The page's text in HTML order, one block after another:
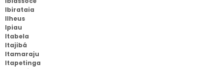
Ibirataia
Ilheus
Ipiau
Itabela
Itajibá
Itamaraju
Itapetinga